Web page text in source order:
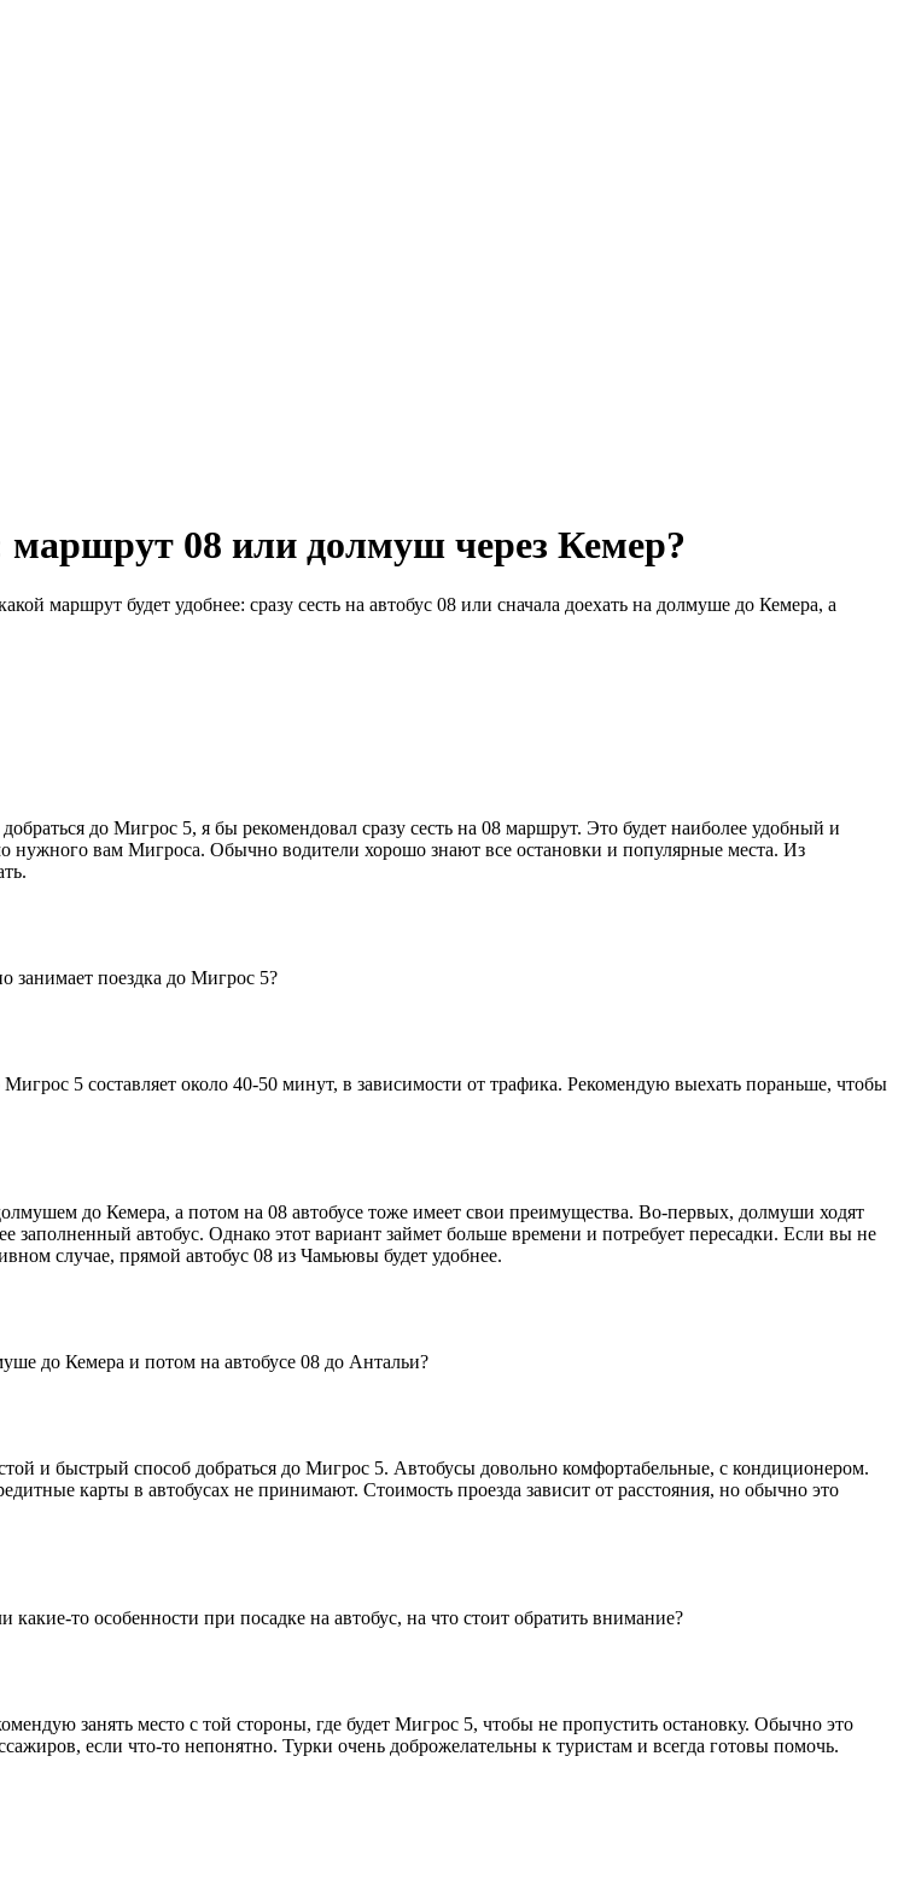
08 или долмуш через Кемер?
маршрут будет удобнее: сразу сесть на автобус 08 или сначала доехать на долмуше до Кемера, а
до Мигрос 5, я бы рекомендовал сразу сесть на 08 маршрут. Это будет наиболее удобный и
вам Мигроса. Обычно водители хорошо знают все остановки и популярные места. Из
занимает поездка до Мигрос 5?
5 составляет около 40-50 минут, в зависимости от трафика. Рекомендую выехать пораньше, чтобы
до Кемера, а потом на 08 автобусе тоже имеет свои преимущества. Во-первых, долмуши ходят
автобус. Однако этот вариант займет больше времени и потребует пересадки. Если вы не
случае, прямой автобус 08 из Чамьювы будет удобнее.
до Кемера и потом на автобусе 08 до Антальи?
и быстрый способ добраться до Мигрос 5. Автобусы довольно комфортабельные, с кондиционером.
карты в автобусах не принимают. Стоимость проезда зависит от расстояния, но обычно это
то особенности при посадке на автобус, на что стоит обратить внимание?
занять место с той стороны, где будет Мигрос 5, чтобы не пропустить остановку. Обычно это
если что-то непонятно. Турки очень доброжелательны к туристам и всегда готовы помочь.